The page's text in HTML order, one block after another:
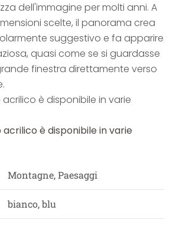
dell'immagine per molti anni. A
scelte, il panorama crea
suggestivo e fa apparire
quasi come se si guardasse
finestra direttamente verso
è disponibile in varie
è disponibile in varie
Montagne, Paesaggi
bianco, blu